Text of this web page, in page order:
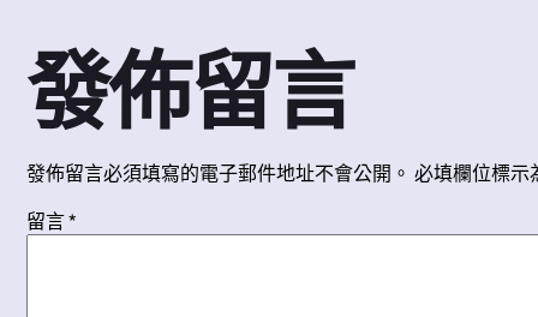
發佈留言
發佈留言必須填寫的電子郵件地址不會公開。 必填欄位標示
留言*